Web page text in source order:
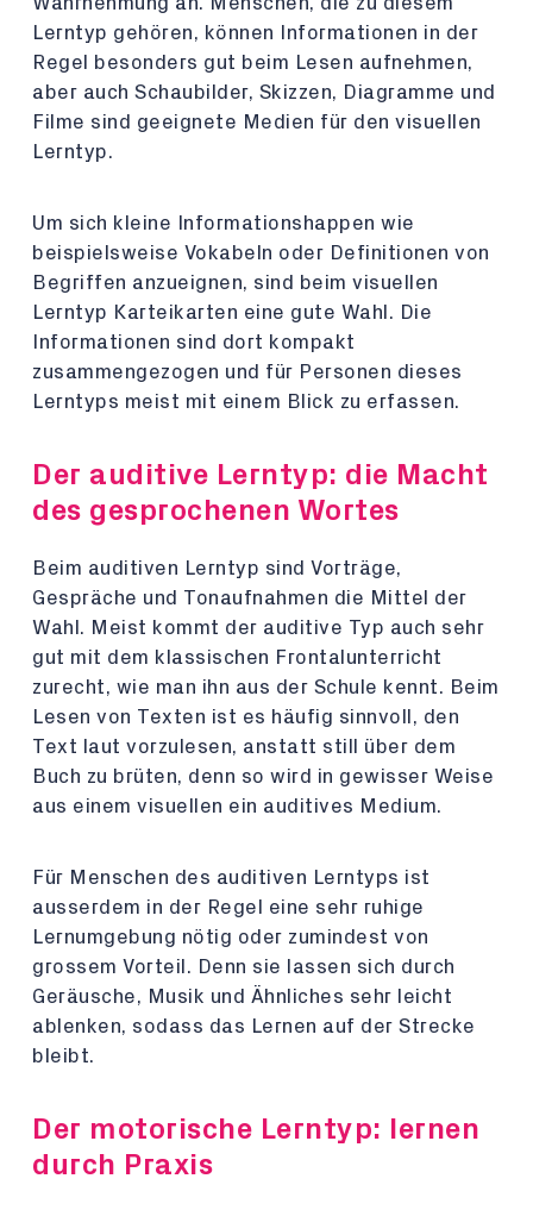
Lerntyp gehören, können Informationen in der
Regel besonders gut beim Lesen aufnehmen,
aber auch Schaubilder, Skizzen, Diagramme und
Filme sind geeignete Medien für den visuellen
Lerntyp.
Um sich kleine Informationshappen wie
beispielsweise Vokabeln oder Definitionen von
Begriffen anzueignen, sind beim visuellen
Lerntyp Karteikarten eine gute Wahl. Die
Informationen sind dort kompakt
zusammengezogen und für Personen dieses
Lerntyps meist mit einem Blick zu erfassen.
Der auditive Lerntyp: die Macht
des gesprochenen Wortes
Beim auditiven Lerntyp sind Vorträge,
Gespräche und Tonaufnahmen die Mittel der
Wahl. Meist kommt der auditive Typ auch sehr
gut mit dem klassischen Frontalunterricht
zurecht, wie man ihn aus der Schule kennt. Beim
Lesen von Texten ist es häufig sinnvoll, den
Text laut vorzulesen, anstatt still über dem
Buch zu brüten, denn so wird in gewisser Weise
aus einem visuellen ein auditives Medium.
Für Menschen des auditiven Lerntyps ist
ausserdem in der Regel eine sehr ruhige
Lernumgebung nötig oder zumindest von
grossem Vorteil. Denn sie lassen sich durch
Geräusche, Musik und Ähnliches sehr leicht
ablenken, sodass das Lernen auf der Strecke
bleibt.
Der motorische Lerntyp: lernen
durch Praxis